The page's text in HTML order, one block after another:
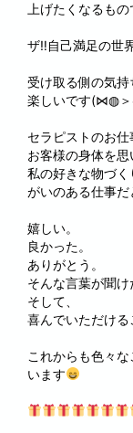
上げたくなるも
ザ‼自己満足の世
受け取る側の気
楽しいです(⋈◍
セラピストのお仕
お客様の身体を思
私の好きな物づ
がいのある仕事
嬉しい。
良かった。
ありがとう。
そんな言葉が聞
そして、
喜んでいただけ
これからも色々
います